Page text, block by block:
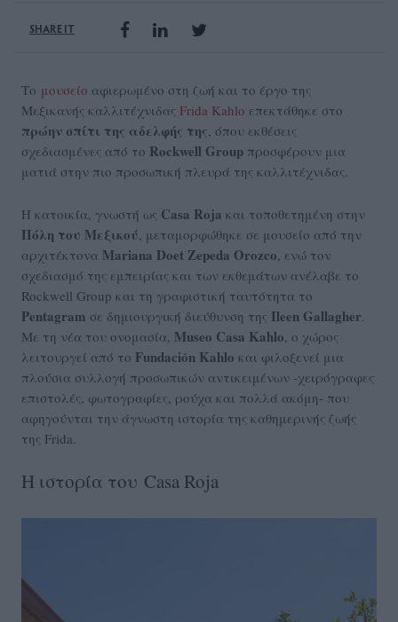
SHARE IT
Το μουσείο αφιερωμένο στη ζωή και το έργο της
Μεξικανής καλλιτέχνιδας Frida Kahlo επεκτάθηκε στο
πρώην σπίτι της αδελφής της, όπου εκθέσεις
σχεδιασμένες από το Rockwell Group προσφέρουν μια
ματιά στην πιο προσωπική πλευρά της καλλιτέχνιδας.
Η κατοικία, γνωστή ως Casa Roja και τοποθετημένη στην
Πόλη του Μεξικού, μεταμορφώθηκε σε μουσείο από την
αρχιτέκτονα Mariana Doet Zepeda Orozco, ενώ τον
σχεδιασμό της εμπειρίας και των εκθεμάτων ανέλαβε το
Rockwell Group και τη γραφιστική ταυτότητα το
Pentagram σε δημιουργική διεύθυνση της Ileen Gallagher.
Με τη νέα του ονομασία, Museo Casa Kahlo, ο χώρος
λειτουργεί από το Fundación Kahlo και φιλοξενεί μια
πλούσια συλλογή προσωπικών αντικειμένων -χειρόγραφες
επιστολές, φωτογραφίες, ρούχα και πολλά ακόμη- που
αφηγούνται την άγνωστη ιστορία της καθημερινής ζωής
της Frida.
Η ιστορία του Casa Roja